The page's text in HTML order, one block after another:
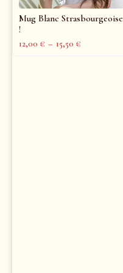
Mug Blanc Strasbourgeoise
!
12,00 € – 15,50 €